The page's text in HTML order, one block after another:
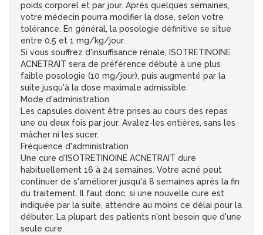
poids corporel et par jour. Après quelques semaines,
votre médecin pourra modifier la dose, selon votre
tolérance. En général, la posologie définitive se situe
entre 0,5 et 1 mg/kg/jour.
Si vous souffrez d'insuffisance rénale, ISOTRETINOINE
ACNETRAIT sera de préférence débuté à une plus
faible posologie (10 mg/jour), puis augmenté par la
suite jusqu'à la dose maximale admissible.
Mode d'administration
Les capsules doivent être prises au cours des repas
une ou deux fois par jour. Avalez-les entières, sans les
mâcher ni les sucer.
Fréquence d'administration
Une cure d'ISOTRETINOINE ACNETRAIT dure
habituellement 16 à 24 semaines. Votre acné peut
continuer de s'améliorer jusqu'à 8 semaines après la fin
du traitement. Il faut donc, si une nouvelle cure est
indiquée par la suite, attendre au moins ce délai pour la
débuter. La plupart des patients n'ont besoin que d'une
seule cure.